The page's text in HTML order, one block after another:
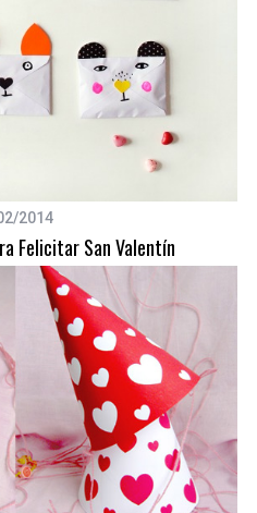
2014
Felicitar San Valentín